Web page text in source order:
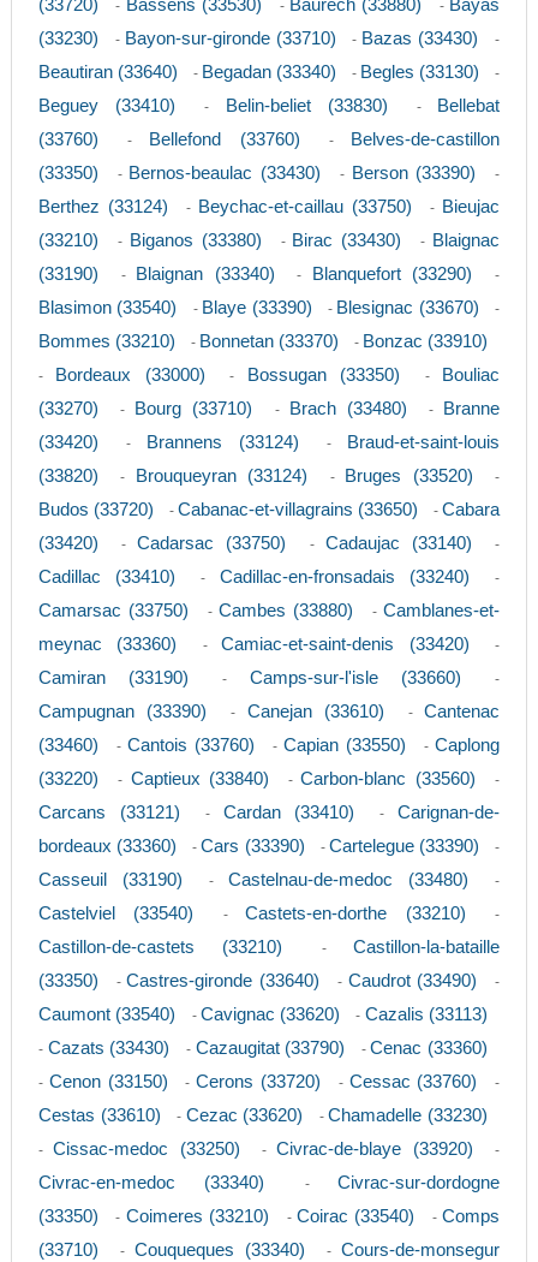
(33720) - Bassens (33530) - Baurech (33880) - Bayas
(33230)
- Bayon-sur-gironde (33710) - Bazas (33430) -
Beautiran (33640) - Begadan (33340) - Begles (33130) -
Beguey (33410) - Belin-beliet (33830) -
Bellebat
(33760)
- Bellefond (33760) -
Belves-de-castillon
(33350)
- Bernos-beaulac (33430) - Berson (33390) -
Berthez (33124) - Beychac-et-caillau (33750) - Bieujac
(33210)
- Biganos (33380) - Birac (33430) - Blaignac
(33190)
- Blaignan (33340) - Blanquefort (33290) -
Blasimon (33540) - Blaye (33390) - Blesignac (33670) -
Bommes (33210) - Bonnetan (33370) - Bonzac (33910)
- Bordeaux (33000) - Bossugan (33350) -
Bouliac
(33270)
- Bourg (33710) - Brach (33480) -
Branne
(33420)
- Brannens (33124) -
Braud-et-saint-louis
(33820)
- Brouqueyran (33124) - Bruges (33520) -
Budos (33720) - Cabanac-et-villagrains (33650) -Cabara
(33420)
-Cadarsac (33750) - Cadaujac (33140) -
Cadillac (33410) - Cadillac-en-fronsadais (33240) -
Camarsac (33750) -Cambes (33880) -Camblanes-et-
meynac (33360)
-Camiac-et-saint-denis (33420) -
Camiran (33190) - Camps-sur-l'isle (33660) -
Campugnan (33390) - Canejan (33610) -Cantenac
(33460)
- Cantois (33760) -Capian (33550) -Caplong
(33220)
- Captieux (33840) -Carbon-blanc (33560) -
Carcans (33121) - Cardan (33410) -Carignan-de-
bordeaux (33360)
-Cars (33390) - Cartelegue (33390) -
Casseuil (33190) - Castelnau-de-medoc (33480) -
Castelviel (33540) -Castets-en-dorthe (33210) -
Castillon-de-castets (33210) -Castillon-la-bataille
(33350)
-Castres-gironde (33640) - Caudrot (33490) -
Caumont (33540) - Cavignac (33620) - Cazalis (33113)
- Cazats (33430) - Cazaugitat (33790) -Cenac (33360)
- Cenon (33150) -Cerons (33720) - Cessac (33760) -
Cestas (33610) - Cezac (33620) -Chamadelle (33230)
-Cissac-medoc (33250) -Civrac-de-blaye (33920) -
Civrac-en-medoc (33340) -Civrac-sur-dordogne
(33350)
- Coimeres (33210) - Coirac (33540) -Comps
(33710)
- Couqueques (33340) -Cours-de-monsegur